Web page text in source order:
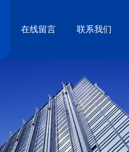
在线留言 联系我们